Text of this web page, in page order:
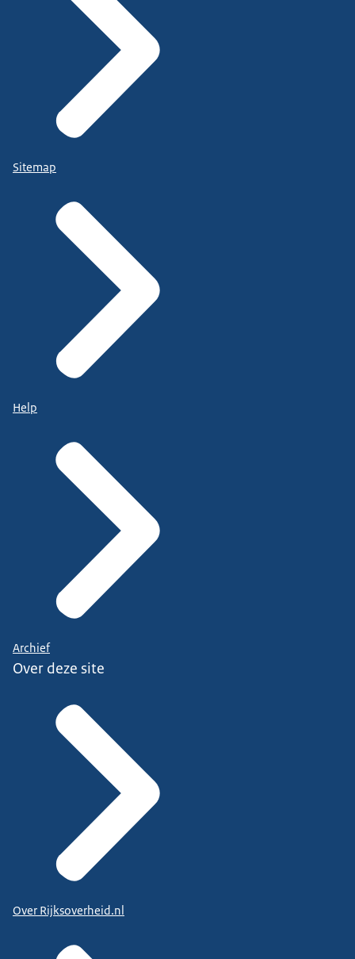
Sitemap
Help
Archief
Over deze site
Over Rijksoverheid.nl